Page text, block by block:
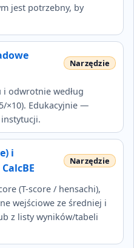
jest potrzebny, by
i odwrotnie według
×10). Edukacyjnie —
instytucji.
i
(T-score / hensachi),
wejściowe ze średniej i
z listy wyników/tabeli